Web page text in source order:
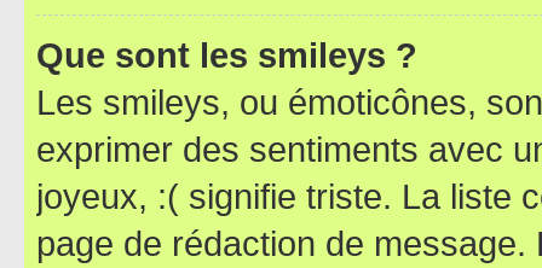
Que sont les smileys ?
Les smileys, ou émoticônes,
exprimer des sentiments avec
joyeux, :( signifie triste. La liste
page de rédaction de